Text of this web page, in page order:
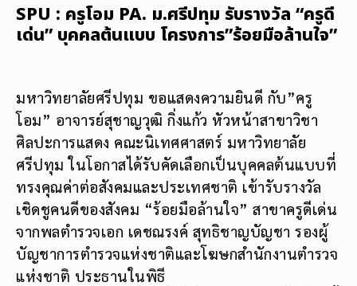
SPU : ครูโอม PA. ม.ศรีปทุม รับรางวัล “ครูดี
เด่น” บุคคลต้นแบบ โครงการ”ร้อยมือล้านใจ”
มหาวิทยาลัยศรีปทุม ขอแสดงความยินดี กับ”ครู
โอม” อาจารย์สุชาญวุฒิ กิ่งแก้ว หัวหน้าสาขาวิชา
ศิลปะการแสดง คณะนิเทศศาสตร์ มหาวิทยาลัย
ศรีปทุม ในโอกาสได้รับคัดเลือกเป็นบุคคลต้นแบบที่
ทรงคุณค่าต่อสังคมและประเทศชาติ เข้ารับรางวัล
เชิดชูคนดีของสังคม “ร้อยมือล้านใจ” สาขาครูดีเด่น
จากพลตำรวจเอก เดชณรงค์ สุทธิชาญบัญชา รองผู้
บัญชาการตำรวจแห่งชาติและโฆษกสำนักงานตำรวจ
แห่งชาติ ประธานในพิธี